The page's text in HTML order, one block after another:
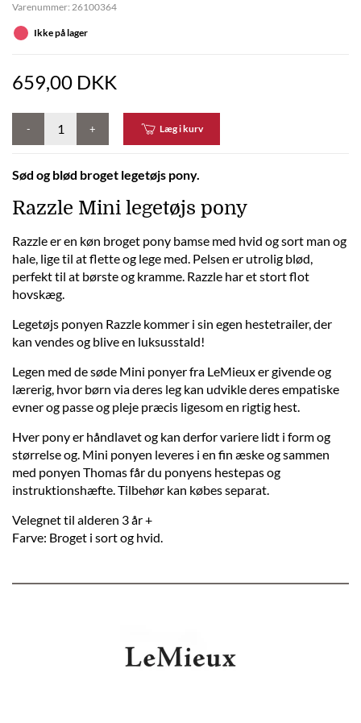
Varenummer: 26100364
Ikke på lager
659,00 DKK
- + Læg i kurv
Sød og blød broget legetøjs pony.
Razzle Mini legetøjs pony
Razzle er en køn broget pony bamse med hvid og sort man og
hale, lige til at flette og lege med. Pelsen er utrolig blød,
perfekt til at børste og kramme. Razzle har et stort flot
hovskæg.
Legetøjs ponyen Razzle kommer i sin egen hestetrailer, der
kan vendes og blive en luksusstald!
Legen med de søde Mini ponyer fra LeMieux er givende og
lærerig, hvor børn via deres leg kan udvikle deres empatiske
evner og passe og pleje præcis ligesom en rigtig hest.
Hver pony er håndlavet og kan derfor variere lidt i form og
størrelse og. Mini ponyen leveres i en fin æske og sammen
med ponyen Thomas får du ponyens hestepas og
instruktionshæfte. Tilbehør kan købes separat.
Velegnet til alderen 3 år +
Farve: Broget i sort og hvid.